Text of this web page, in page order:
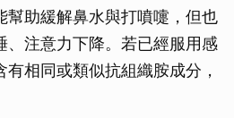
幫助緩解鼻水與打噴嚏，但也
、注意力下降。若已經服用感
相同或類似抗組織胺成分，